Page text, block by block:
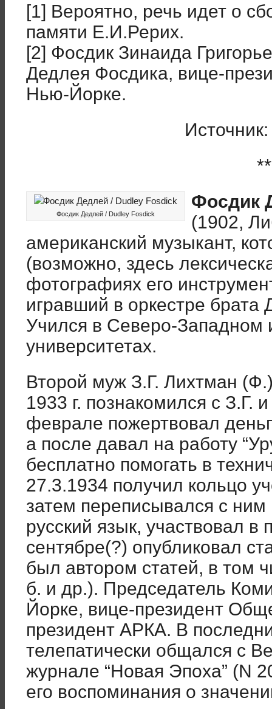
[1] Вероятно, речь идет о
памяти Е.И.Рерих.
[2] Фосдик Зинаида
Дедлея Фосдика, вице-
Нью-Йорке.
Фосдик Дедлей / Dudley Fosdick
Фосдик
(1902,
американский музыкант,
(возможно, здесь
фотографиях его
игравший в оркестре брата
Учился в Северо-Западном
университетах.
Второй муж З.Г. Лихтман
1933 г. познакомился с З.Г.
феврале пожертвовал
а после давал на работу
бесплатно помогать в
27.3.1934 получил кольцо
затем переписывался с
русский язык, участвовал в
сентябре(?) опубликовал
был автором статей, в том
б. и др.). Председатель
Йорке, вице-президент
президент АРКА. В
телепатически общался с
журнале “Новая Эпоха” (N
его воспоминания о